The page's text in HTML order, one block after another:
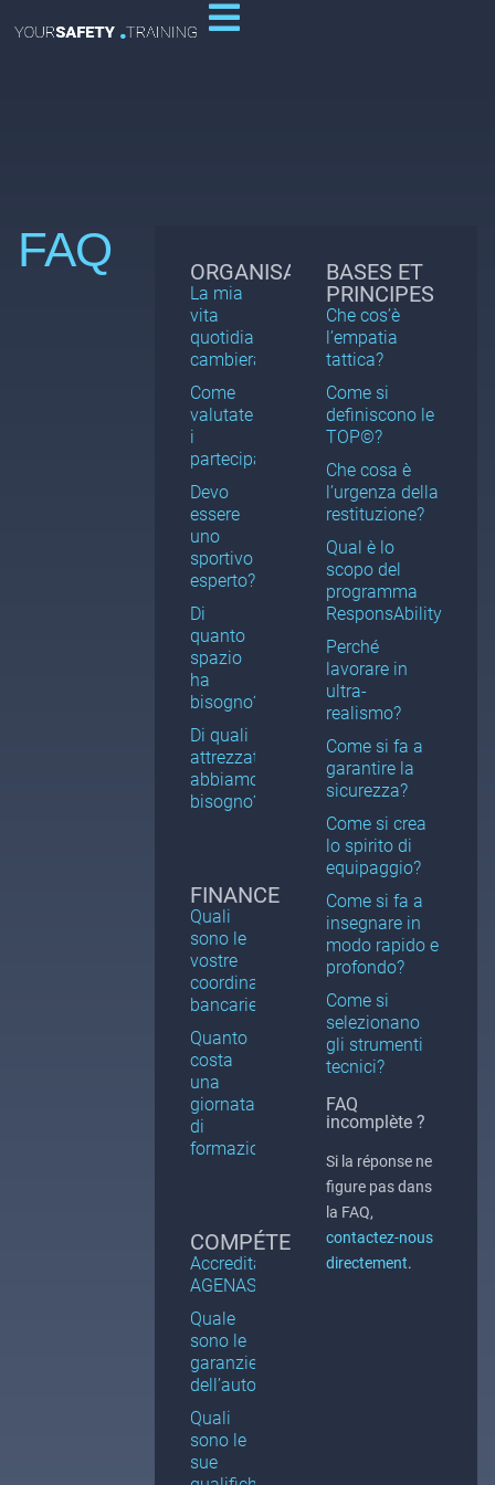
FAQ ORGANISATION
La mia
vita
quotidiana
cambierà?
Come
valutate
i
partecipanti?
Devo
essere
uno
sportivo
esperto?
Di
quanto
spazio
ha
bisogno?
Di quali
attrezzature
abbiamo
bisogno?
FINANCE
Quali
sono le
vostre
coordinate
bancarie?
Quanto
costa
una
giornata
di
formazione?
COMPÉTENCES
Accreditamento
AGENAS
Quale
sono le
garanzie
dell’autodifesa?
Quali
sono le
sue
BASES ET
PRINCIPES
Che cos’è
l’empatia
tattica?
Come si
definiscono le
TOP©?
Che cosa è
l’urgenza della
restituzione?
Qual è lo
scopo del
programma
ResponsAbility?
Perché
lavorare in
ultra-
realismo?
Come si fa a
garantire la
sicurezza?
Come si crea
lo spirito di
equipaggio?
Come si fa a
insegnare in
modo rapido e
profondo?
Come si
selezionano
gli strumenti
tecnici?
FAQ
incomplète ?
Si la réponse ne
figure pas dans
la FAQ,
contactez-nous
directement.